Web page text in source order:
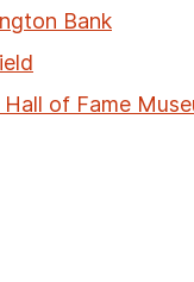
Bank
of Fame